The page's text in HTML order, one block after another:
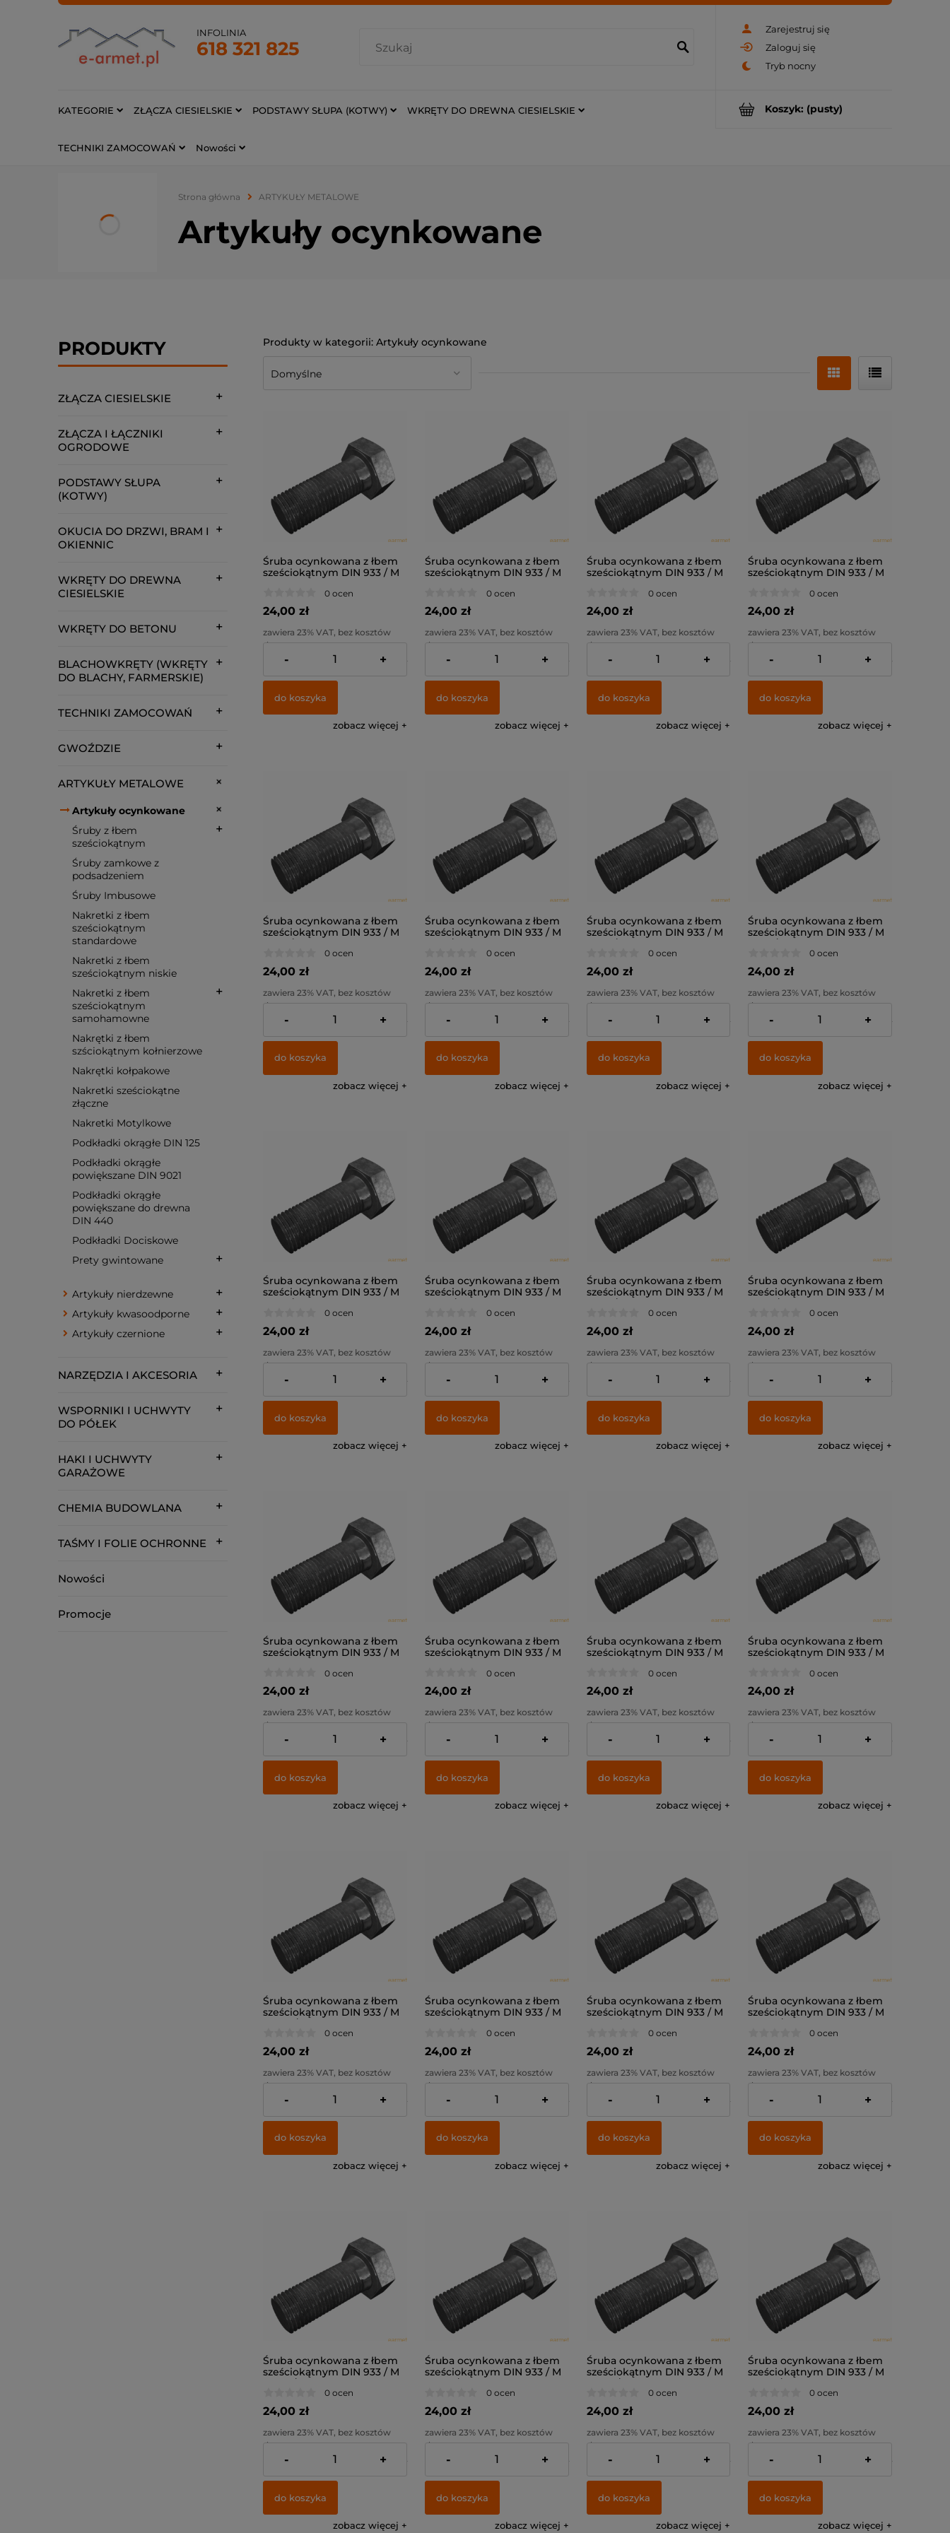
Zarejestruj się
Zaloguj się
INFOLINIA
618 321 825
Koszyk: (pusty)
KATEGORIE ZŁĄCZA CIESIELSKIE PODSTAWY SŁUPA (KOTWY) WKRĘTY DO DREWNA CIESIELSKIE
TECHNIKI ZAMOCOWAŃ Nowości
Strona główna ARTYKUŁY METALOWE
Artykuły ocynkowane
PRODUKTY
ZŁĄCZA CIESIELSKIE
ZŁĄCZA I ŁĄCZNIKI
OGRODOWE
PODSTAWY SŁUPA
(KOTWY)
OKUCIA DO DRZWI, BRAM I
OKIENNIC
WKRĘTY DO DREWNA
CIESIELSKIE
WKRĘTY DO BETONU
BLACHOWKRĘTY (WKRĘTY
DO BLACHY, FARMERSKIE)
TECHNIKI ZAMOCOWAŃ
GWOŹDZIE
ARTYKUŁY METALOWE
Artykuły ocynkowane
Śruby z łbem
sześciokątnym
Śruby zamkowe z
podsadzeniem
Śruby Imbusowe
Nakretki z łbem
sześciokątnym
standardowe
Nakretki z łbem
sześciokątnym niskie
Nakretki z łbem
sześciokątnym
samohamowne
Nakrętki z łbem
szściokątnym kołnierzowe
Nakrętki kołpakowe
Nakretki sześciokątne
złączne
Nakretki Motylkowe
Podkładki okrągłe DIN 125
Podkładki okrągłe
powiększane DIN 9021
Podkładki okrągłe
powiększane do drewna
DIN 440
Podkładki Dociskowe
Prety gwintowane
Artykuły nierdzewne
Artykuły kwasoodporne
Artykuły czernione
NARZĘDZIA I AKCESORIA
WSPORNIKI I UCHWYTY
DO PÓŁEK
HAKI I UCHWYTY
GARAŻOWE
CHEMIA BUDOWLANA
TAŚMY I FOLIE OCHRONNE
Nowości
Promocje
Artykuły ocynkowane
Śruba ocynkowana z łbem
sześciokątnym DIN 933 / M
0 ocen
24,00 zł
zawiera 23% VAT, bez kosztów
dostawy
Cena netto:
19,51 zł
- +
do koszyka
zobacz więcej
Śruba ocynkowana z łbem
sześciokątnym DIN 933 / M
0 ocen
24,00 zł
zawiera 23% VAT, bez kosztów
dostawy
Cena netto:
19,51 zł
- +
do koszyka
zobacz więcej
Śruba ocynkowana z łbem
sześciokątnym DIN 933 / M
0 ocen
24,00 zł
zawiera 23% VAT, bez kosztów
dostawy
Cena netto:
19,51 zł
- +
do koszyka
zobacz więcej
Śruba ocynkowana z łbem
sześciokątnym DIN 933 / M
0 ocen
24,00 zł
zawiera 23% VAT, bez kosztów
dostawy
Cena netto:
19,51 zł
- +
do koszyka
zobacz więcej
Śruba ocynkowana z łbem
sześciokątnym DIN 933 / M
6x50 / kl. 8.8
0 ocen
24,00 zł
zawiera 23% VAT, bez kosztów
dostawy
Cena netto:
19,51 zł
- +
do koszyka
zobacz więcej
Śruba ocynkowana z łbem
sześciokątnym DIN 933 / M
8x16 / kl. 8.8
0 ocen
24,00 zł
zawiera 23% VAT, bez kosztów
dostawy
Cena netto:
19,51 zł
- +
do koszyka
zobacz więcej
Śruba ocynkowana z łbem
sześciokątnym DIN 933 / M
8x20 / kl. 8.8
0 ocen
24,00 zł
zawiera 23% VAT, bez kosztów
dostawy
Cena netto:
19,51 zł
- +
do koszyka
zobacz więcej
Śruba ocynkowana z łbem
sześciokątnym DIN 933 / M
8x25 / kl. 8.8
0 ocen
24,00 zł
zawiera 23% VAT, bez kosztów
dostawy
Cena netto:
19,51 zł
- +
do koszyka
zobacz więcej
Śruba ocynkowana z łbem
sześciokątnym DIN 933 / M
0 ocen
24,00 zł
zawiera 23% VAT, bez kosztów
dostawy
Cena netto:
19,51 zł
- +
do koszyka
zobacz więcej
Śruba ocynkowana z łbem
sześciokątnym DIN 933 / M
0 ocen
24,00 zł
zawiera 23% VAT, bez kosztów
dostawy
Cena netto:
19,51 zł
- +
do koszyka
zobacz więcej
Śruba ocynkowana z łbem
sześciokątnym DIN 933 / M
0 ocen
24,00 zł
zawiera 23% VAT, bez kosztów
dostawy
Cena netto:
19,51 zł
- +
do koszyka
zobacz więcej
Śruba ocynkowana z łbem
sześciokątnym DIN 933 / M
0 ocen
24,00 zł
zawiera 23% VAT, bez kosztów
dostawy
Cena netto:
19,51 zł
- +
do koszyka
zobacz więcej
Śruba ocynkowana z łbem
sześciokątnym DIN 933 / M
0 ocen
24,00 zł
zawiera 23% VAT, bez kosztów
dostawy
Cena netto:
19,51 zł
- +
do koszyka
zobacz więcej
Śruba ocynkowana z łbem
sześciokątnym DIN 933 / M
0 ocen
24,00 zł
zawiera 23% VAT, bez kosztów
dostawy
Cena netto:
19,51 zł
- +
do koszyka
zobacz więcej
Śruba ocynkowana z łbem
sześciokątnym DIN 933 / M
0 ocen
24,00 zł
zawiera 23% VAT, bez kosztów
dostawy
Cena netto:
19,51 zł
- +
do koszyka
zobacz więcej
Śruba ocynkowana z łbem
sześciokątnym DIN 933 / M
0 ocen
24,00 zł
zawiera 23% VAT, bez kosztów
dostawy
Cena netto:
19,51 zł
- +
do koszyka
zobacz więcej
Śruba ocynkowana z łbem
sześciokątnym DIN 933 / M
10x40 / kl. 8.8
0 ocen
24,00 zł
zawiera 23% VAT, bez kosztów
dostawy
Cena netto:
19,51 zł
- +
do koszyka
zobacz więcej
Śruba ocynkowana z łbem
sześciokątnym DIN 933 / M
10x50 / kl. 8.8
0 ocen
24,00 zł
zawiera 23% VAT, bez kosztów
dostawy
Cena netto:
19,51 zł
- +
do koszyka
zobacz więcej
Śruba ocynkowana z łbem
sześciokątnym DIN 933 / M
10x60 / kl. 8.8
0 ocen
24,00 zł
zawiera 23% VAT, bez kosztów
dostawy
Cena netto:
19,51 zł
- +
do koszyka
zobacz więcej
Śruba ocynkowana z łbem
sześciokątnym DIN 933 / M
10x80 / kl. 8.8
0 ocen
24,00 zł
zawiera 23% VAT, bez kosztów
dostawy
Cena netto:
19,51 zł
- +
do koszyka
zobacz więcej
Śruba ocynkowana z łbem
sześciokątnym DIN 933 / M
0 ocen
24,00 zł
zawiera 23% VAT, bez kosztów
dostawy
Cena netto:
19,51 zł
- +
do koszyka
zobacz więcej
Śruba ocynkowana z łbem
sześciokątnym DIN 933 / M
0 ocen
24,00 zł
zawiera 23% VAT, bez kosztów
dostawy
Cena netto:
19,51 zł
- +
do koszyka
zobacz więcej
Śruba ocynkowana z łbem
sześciokątnym DIN 933 / M
0 ocen
24,00 zł
zawiera 23% VAT, bez kosztów
dostawy
Cena netto:
19,51 zł
- +
do koszyka
zobacz więcej
Śruba ocynkowana z łbem
sześciokątnym DIN 933 / M
0 ocen
24,00 zł
zawiera 23% VAT, bez kosztów
dostawy
Cena netto:
19,51 zł
- +
do koszyka
zobacz więcej